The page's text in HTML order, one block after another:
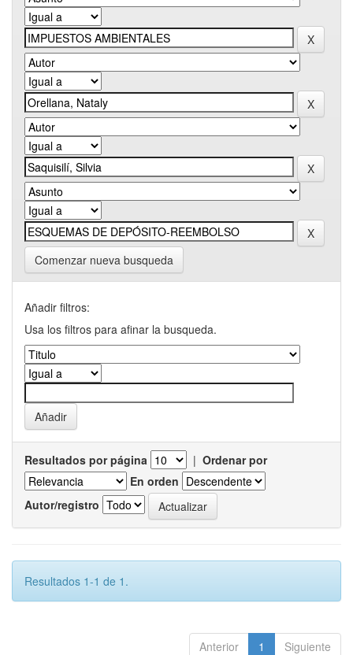
Comenzar nueva busqueda
Añadir filtros:
Usa los filtros para afinar la busqueda.
Resultados por página | Ordenar por
En orden
Autor/registro
Resultados 1-1 de 1.
Anterior 1 Siguiente